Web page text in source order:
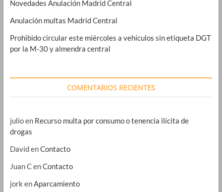
Novedades Anulación Madrid Central
Anulación multas Madrid Central
Prohibido circular este miércoles a vehículos sin etiqueta DGT
por la M-30 y almendra central
COMENTARIOS RECIENTES
julioen Recurso multa por consumo o tenencia ilícita de
drogas
DavidenContacto
Juan CenContacto
jork en Aparcamiento